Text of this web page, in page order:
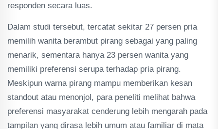
responden secara luas.
Dalam studi tersebut, tercatat sekitar 27 persen pria
memilih wanita berambut pirang sebagai yang paling
menarik, sementara hanya 23 persen wanita yang
memiliki preferensi serupa terhadap pria pirang.
Meskipun warna pirang mampu memberikan kesan
standout atau menonjol, para peneliti melihat bahwa
preferensi masyarakat cenderung lebih mengarah pada
tampilan yang dirasa lebih umum atau familiar di mata